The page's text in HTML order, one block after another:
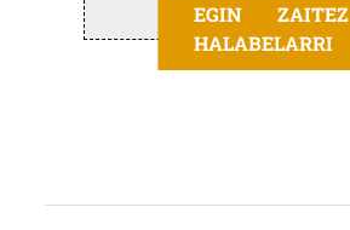
EGIN ZAITEZ
HALABELARRI